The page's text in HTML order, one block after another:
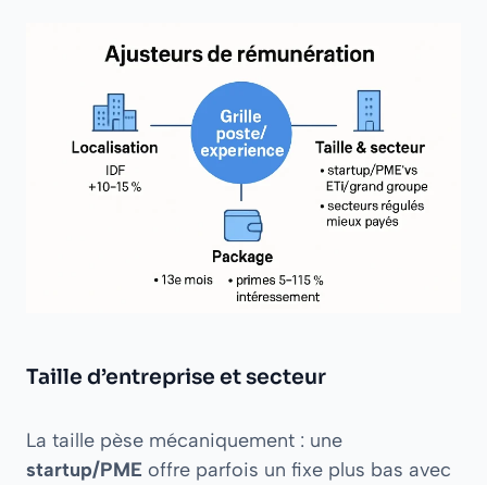
Taille d’entreprise et secteur
La taille pèse mécaniquement : une
startup/PME offre parfois un fixe plus bas avec